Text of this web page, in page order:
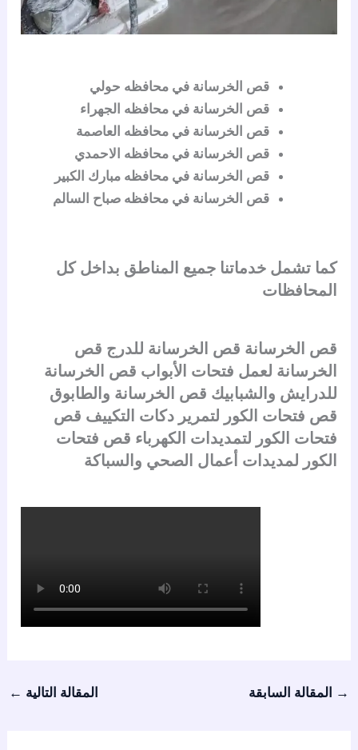
قص الخرسانة في محافظه حولي
قص الخرسانة في محافظه الجهراء
قص الخرسانة في محافظه العاصمة
قص الخرسانة في محافظه الاحمدي
قص الخرسانة في محافظه مبارك الكبير
قص الخرسانة في محافظه صباح السالم
كما تشمل خدماتنا جميع المناطق بداخل كل
المحافظات
قص الخرسانة قص الخرسانة للدرج قص
الخرسانة لعمل فتحات الأبواب قص الخرسانة
للدرايش والشبابيك قص الخرسانة والطابوق
قص فتحات الكور لتمرير دكات التكييف قص
فتحات الكور لتمديدات الكهرباء قص فتحات
الكور لمديدات أعمال الصحي والسباكة
→ المقالة السابقة المقالة التالية ←